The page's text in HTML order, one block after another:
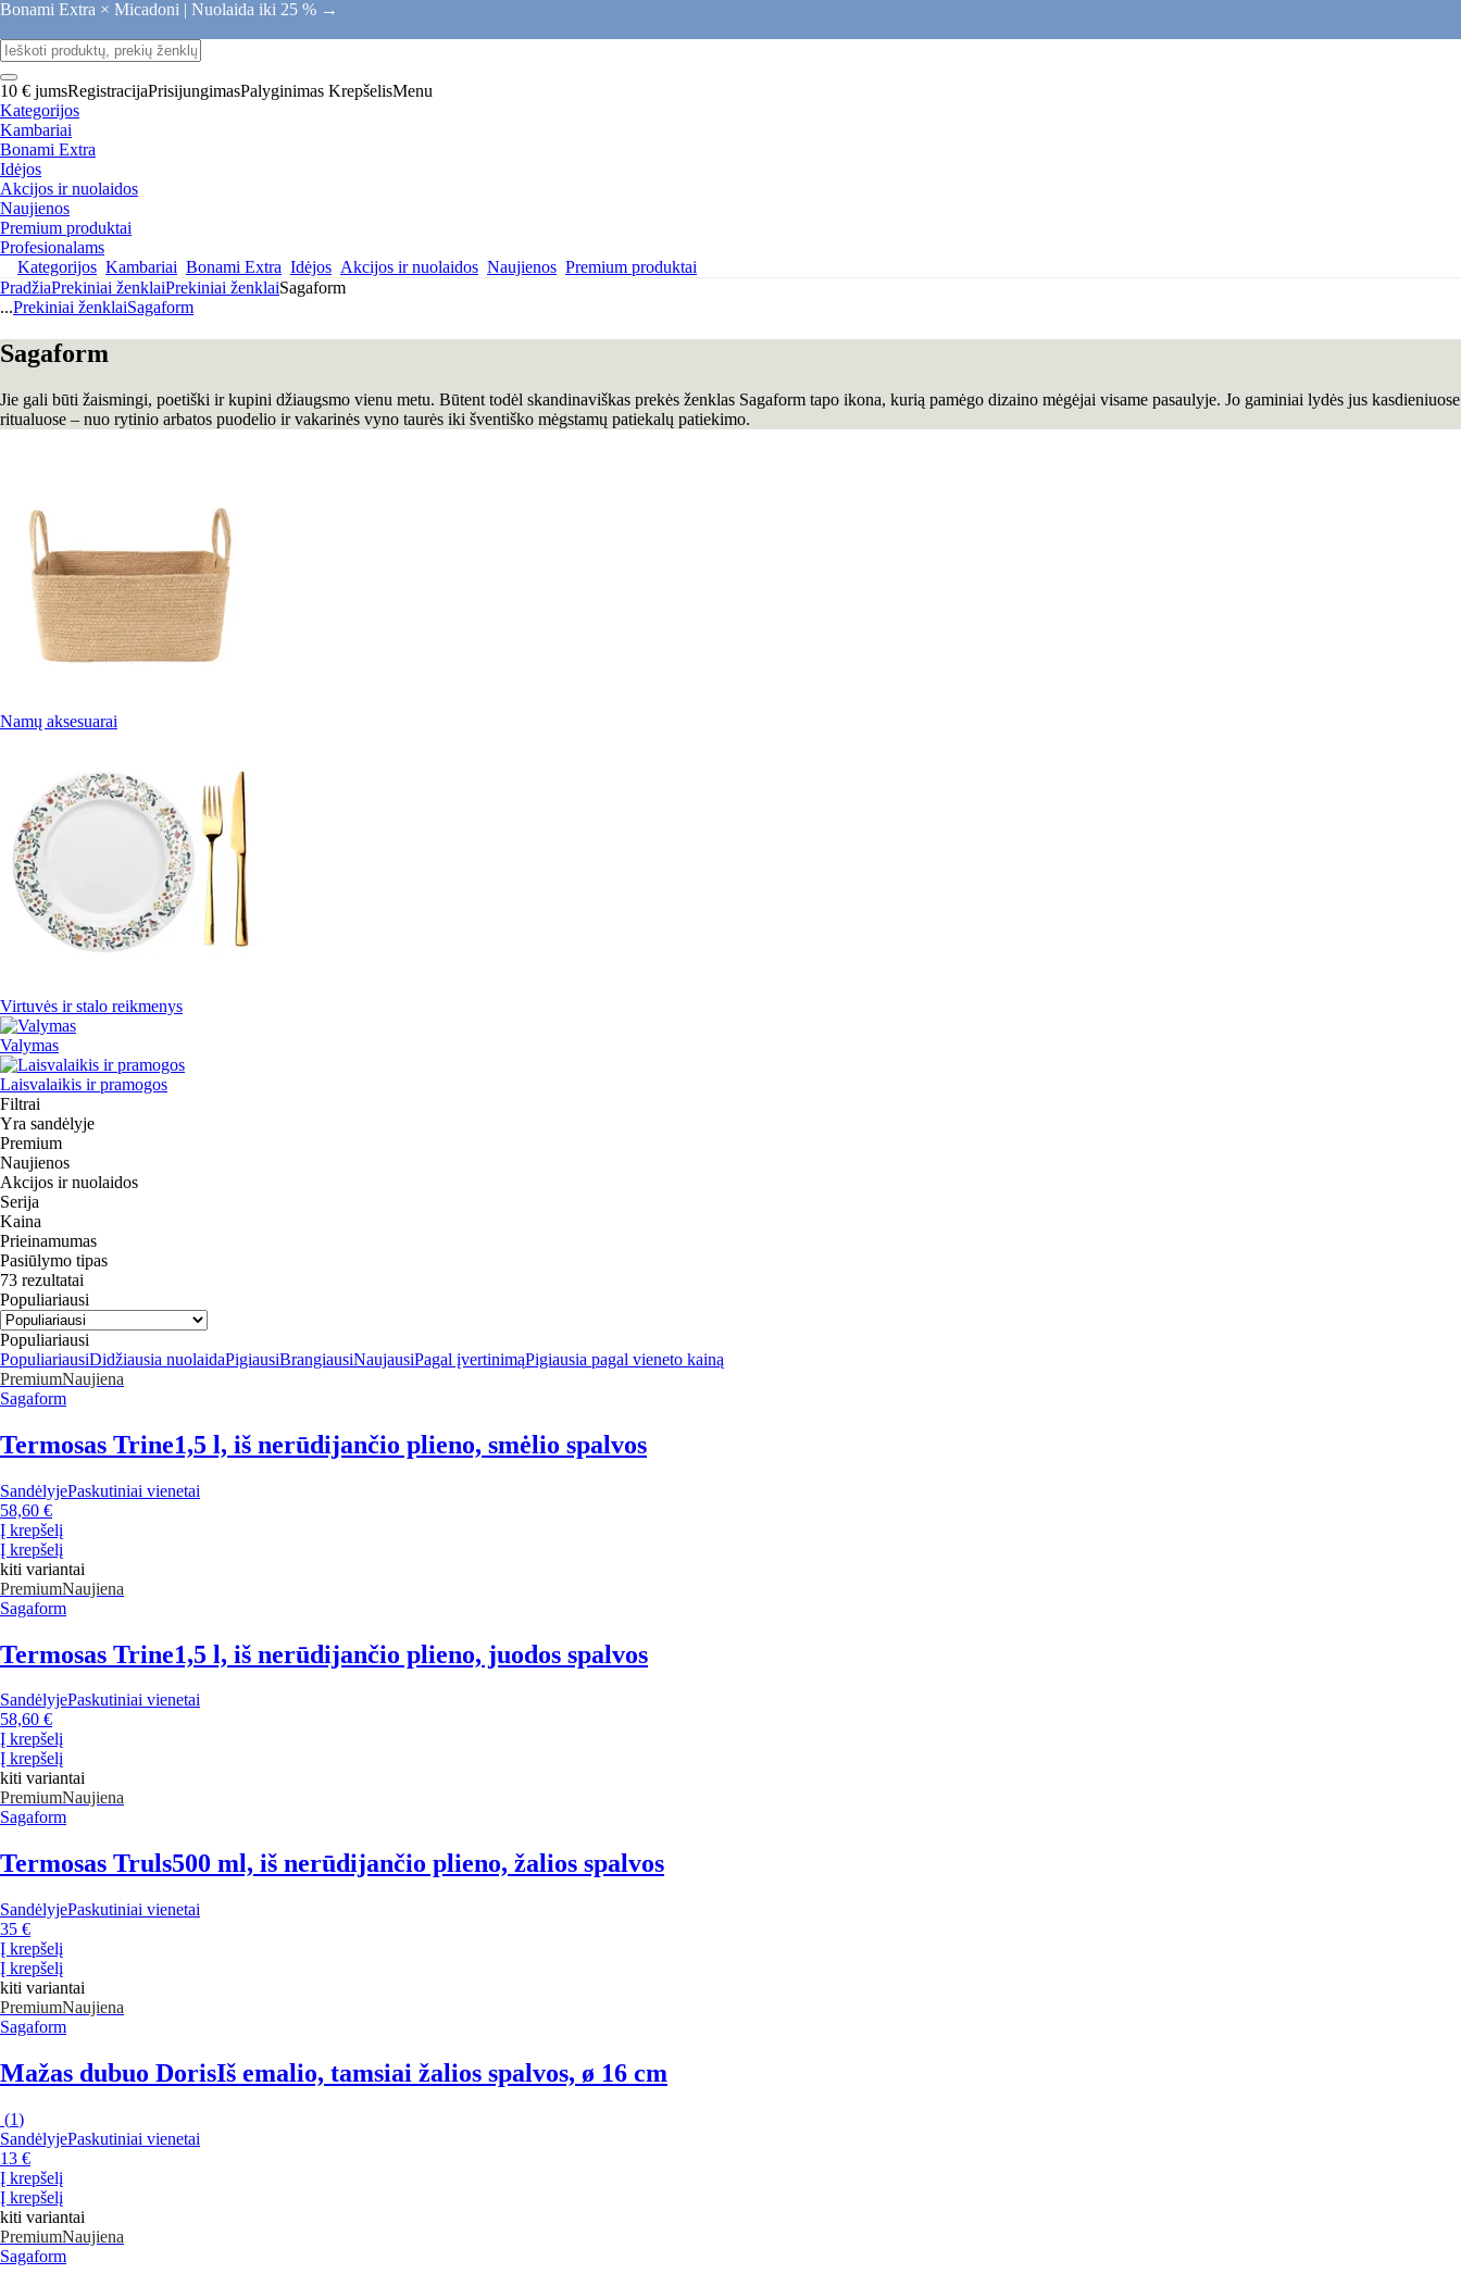
Bonami Extra × Micadoni | Nuolaida iki 25 % →
10 € jumsRegistracijaPrisijungimasPalyginimas KrepšelisMenu
Kategorijos
Kambariai
Bonami Extra
Idėjos
Akcijos ir nuolaidos
Naujienos
Premium produktai
Profesionalams
Kategorijos Kambariai Bonami Extra Idėjos Akcijos ir nuolaidos Naujienos Premium produktai
PradžiaPrekiniai ženklaiPrekiniai ženklaiSagaform
...Prekiniai ženklaiSagaform
Sagaform
Jie gali būti žaismingi, poetiški ir kupini džiaugsmo vienu metu. Būtent todėl skandinaviškas prekės ženklas Sagaform tapo ikona, kurią pamėgo dizaino mėgėjai visame pasaulyje. Jo gaminiai lydės jus kasdieniuose
ritualuose – nuo rytinio arbatos puodelio ir vakarinės vyno taurės iki šventiško mėgstamų patiekalų patiekimo.
Namų aksesuarai
Virtuvės ir stalo reikmenys
Valymas
Laisvalaikis ir pramogos
Filtrai
Yra sandėlyje
Premium
Naujienos
Akcijos ir nuolaidos
Serija
Kaina
Prieinamumas
Pasiūlymo tipas
73 rezultatai
Populiariausi
Populiariausi
PopuliariausiDidžiausia nuolaidaPigiausiBrangiausiNaujausiPagal įvertinimąPigiausia pagal vieneto kainą
PremiumNaujiena
Sagaform
Termosas Trine1,5 l, iš nerūdijančio plieno, smėlio spalvos
SandėlyjePaskutiniai vienetai
58,60 €
Į krepšelį
Į krepšelį
kiti variantai
PremiumNaujiena
Sagaform
Termosas Trine1,5 l, iš nerūdijančio plieno, juodos spalvos
SandėlyjePaskutiniai vienetai
58,60 €
Į krepšelį
Į krepšelį
kiti variantai
PremiumNaujiena
Sagaform
Termosas Truls500 ml, iš nerūdijančio plieno, žalios spalvos
SandėlyjePaskutiniai vienetai
35 €
Į krepšelį
Į krepšelį
kiti variantai
PremiumNaujiena
Sagaform
Mažas dubuo DorisIš emalio, tamsiai žalios spalvos, ø 16 cm
(1)
SandėlyjePaskutiniai vienetai
13 €
Į krepšelį
Į krepšelį
kiti variantai
PremiumNaujiena
Sagaform